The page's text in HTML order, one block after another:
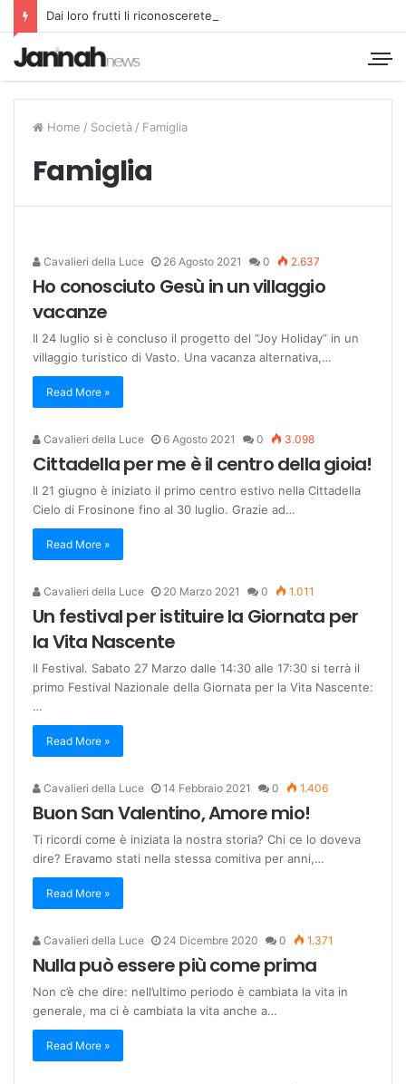
Dai loro frutti li riconoscerete
Home / Società / Famiglia
Famiglia
Cavalieri della Luce 26 Agosto 2021 0 2.637
Ho conosciuto Gesù in un villaggio
vacanze
Il 24 luglio si è concluso il progetto del “Joy Holiday” in un
villaggio turistico di Vasto. Una vacanza alternativa,…
Read More »
Cavalieri della Luce 6 Agosto 2021 0 3.098
Cittadella per me è il centro della gioia!
Il 21 giugno è iniziato il primo centro estivo nella Cittadella
Cielo di Frosinone fino al 30 luglio. Grazie ad…
Read More »
Cavalieri della Luce 20 Marzo 2021 0 1.011
Un festival per istituire la Giornata per
la Vita Nascente
Il Festival. Sabato 27 Marzo dalle 14:30 alle 17:30 si terrà il
primo Festival Nazionale della Giornata per la Vita Nascente:
…
Read More »
Cavalieri della Luce 14 Febbraio 2021 0 1.406
Buon San Valentino, Amore mio!
Ti ricordi come è iniziata la nostra storia? Chi ce lo doveva
dire? Eravamo stati nella stessa comitiva per anni,…
Read More »
Cavalieri della Luce 24 Dicembre 2020 0 1.371
Nulla può essere più come prima
Non c’è che dire: nell’ultimo periodo è cambiata la vita in
generale, ma ci è cambiata la vita anche a…
Read More »